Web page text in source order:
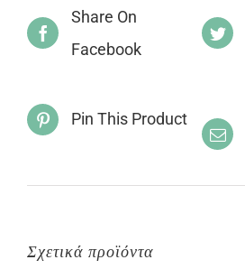
Share On
Facebook
Pin This Product
Σχετικά προϊόντα